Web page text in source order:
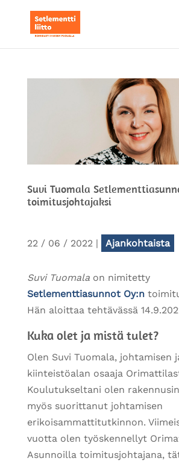
Suvi Tuomala
toimitusjohtajaksi
22 / 06 / 2022 | Ajankohtaista
Suvi Tuomalaon nimitetty
Setlementtiasunnot Oy:n
Hän aloittaa tehtävässä
Kuka olet ja mistä tulet?
Olen Suvi Tuomala, johtamisen
kiinteistöalan osaaja
Koulutukseltani olen
myös suorittanut johtamisen
erikoisammattitutkinnon.
vuotta olen työskennellyt
Asunnoilla toimitusjohtajana,